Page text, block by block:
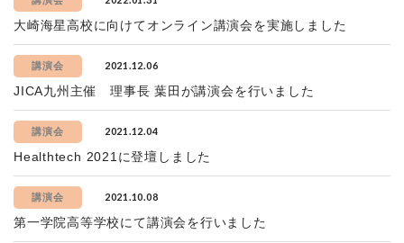
大崎海星高校に向けてオンライン講演会を実施しました
講演会 2021.12.06
JICA九州主催 理事長 葉田が講演会を行いました
講演会 2021.12.04
Healthtech 2021に登壇しました
講演会 2021.10.08
第一学院高等学校にて講演会を行いました